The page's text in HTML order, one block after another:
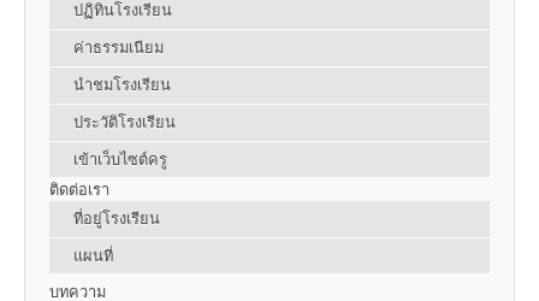
ปฏิทินโรงเรียน
ค่าธรรมเนียม
นำชมโรงเรียน
ประวัติโรงเรียน
เข้าเว็บไซต์ครู
ติดต่อเรา
ที่อยู่โรงเรียน
แผนที่
บทความ